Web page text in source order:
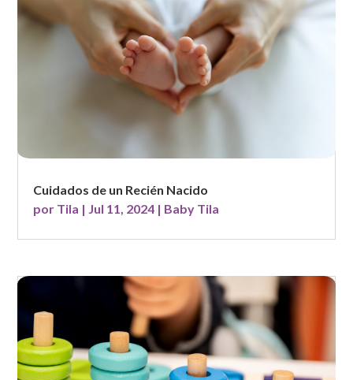
Cuidados de un Recién Nacido
por Tila | Jul 11, 2024 | Baby Tila